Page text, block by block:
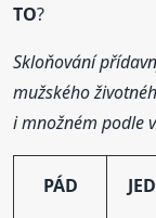
TO?
Skloňování
mužského
i množném podle
PÁD